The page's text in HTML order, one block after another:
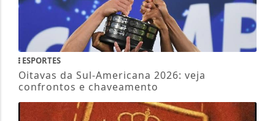
ESPORTES
Oitavas da Sul-Americana 2026: veja
confrontos e chaveamento